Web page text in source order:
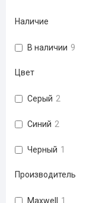
Наличие
В наличии 9
Цвет
Серый 2
Синий 2
Черный 1
Производитель
Maxwell 1